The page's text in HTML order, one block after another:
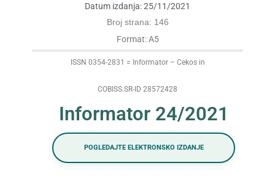
Datum izdanja:25/11/2021
Broj strana: 146
Format: A5
ISSN 0354-2831 = Informator – Cekos in
COBISS.SR-ID 28572428
Informator 24/2021
POGLEDAJTE ELEKTRONSKO IZDANJE